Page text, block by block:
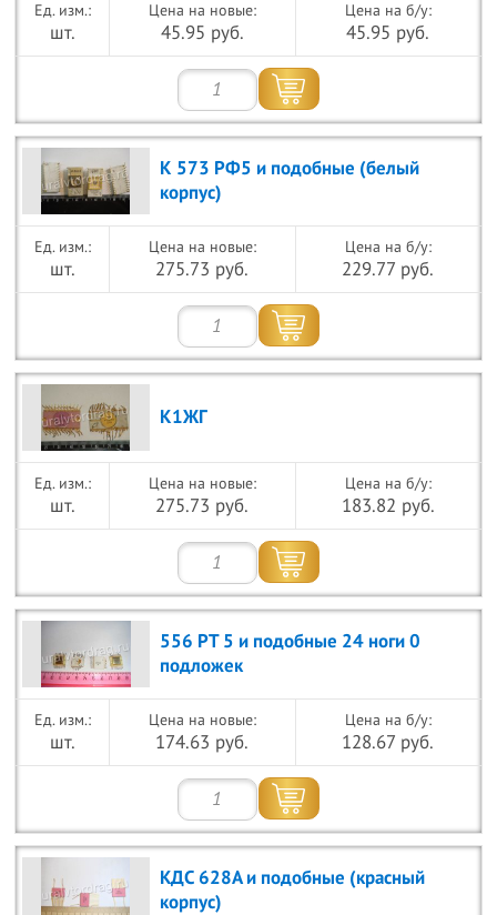
шт.
Цена на новые:
45.95 руб.
Цена на б/у:
45.95 руб.
К 573 РФ5 и подобные (белый
корпус)
шт.
Цена на новые:
275.73 руб.
Цена на б/у:
229.77 руб.
К1ЖГ
шт.
Цена на новые:
275.73 руб.
Цена на б/у:
183.82 руб.
556 РТ 5 и подобные 24 ноги 0
подложек
шт.
Цена на новые:
174.63 руб.
Цена на б/у:
128.67 руб.
КДС 628А и подобные (красный
корпус)